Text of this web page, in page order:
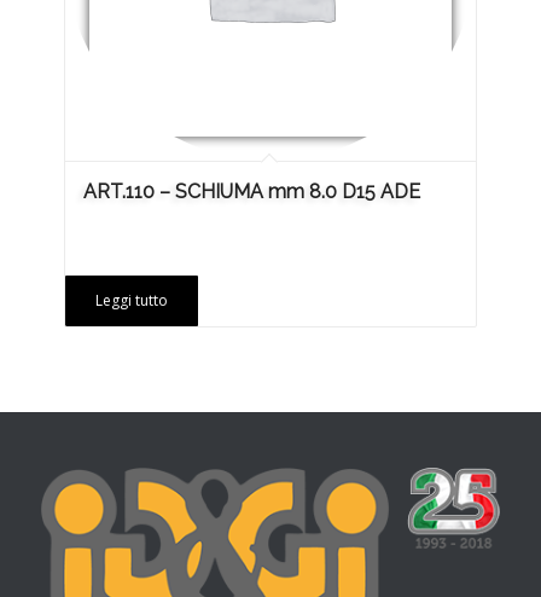
ART.110 – SCHIUMA mm 8.0 D15 ADE
Leggi tutto